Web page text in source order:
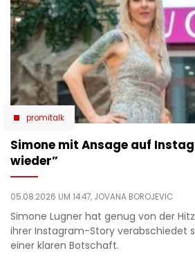
promitalk
Simone mit Ansage auf
wieder”
05.08.2026 UM 14:47, JOVANA BOROJEVIC
Simone Lugner hat genug von der
ihrer Instagram-Story verabschiedet
einer klaren Botschaft.